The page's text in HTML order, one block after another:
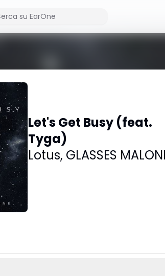
Let's Get Busy (feat.
Tyga)
Lotus, GLASSES